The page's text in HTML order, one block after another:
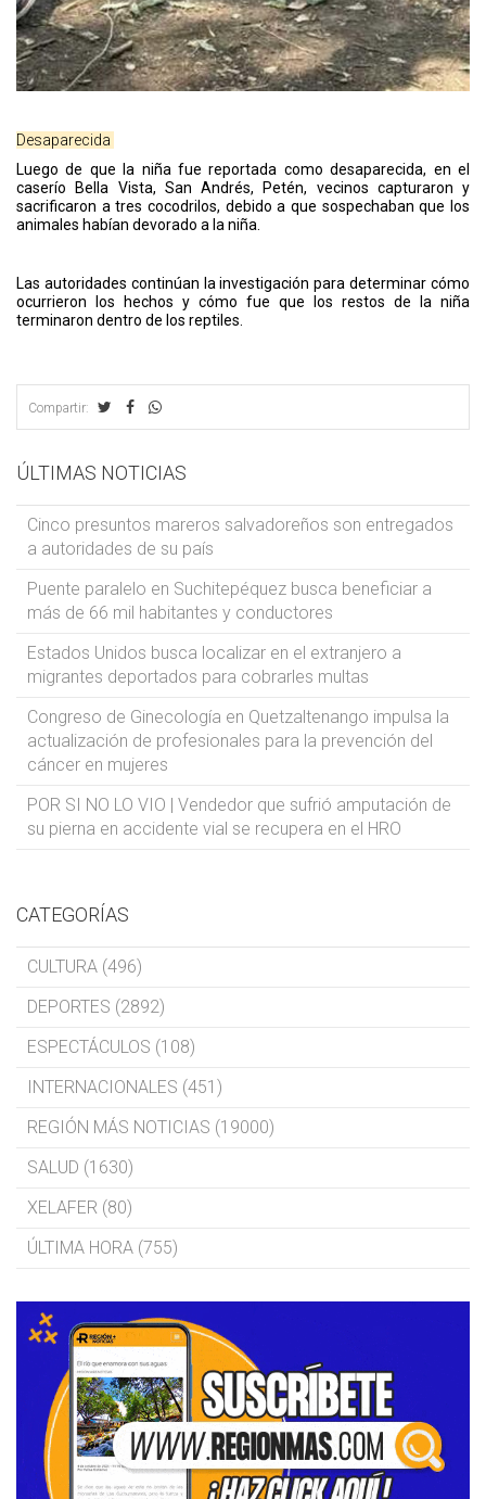
Desaparecida
Luego de que la niña fue reportada como desaparecida, en el
caserío Bella Vista, San Andrés, Petén, vecinos capturaron y
sacrificaron a tres cocodrilos, debido a que sospechaban que los
animales habían devorado a la niña.
Las autoridades continúan la investigación para determinar cómo
ocurrieron los hechos y cómo fue que los restos de la niña
terminaron dentro de los reptiles.
Compartir:
ÚLTIMAS NOTICIAS
Cinco presuntos mareros salvadoreños son entregados
a autoridades de su país
Puente paralelo en Suchitepéquez busca beneficiar a
más de 66 mil habitantes y conductores
Estados Unidos busca localizar en el extranjero a
migrantes deportados para cobrarles multas
Congreso de Ginecología en Quetzaltenango impulsa la
actualización de profesionales para la prevención del
cáncer en mujeres
POR SI NO LO VIO | Vendedor que sufrió amputación de
su pierna en accidente vial se recupera en el HRO
CATEGORÍAS
CULTURA (496)
DEPORTES (2892)
ESPECTÁCULOS (108)
INTERNACIONALES (451)
REGIÓN MÁS NOTICIAS (19000)
SALUD (1630)
XELAFER (80)
ÚLTIMA HORA (755)